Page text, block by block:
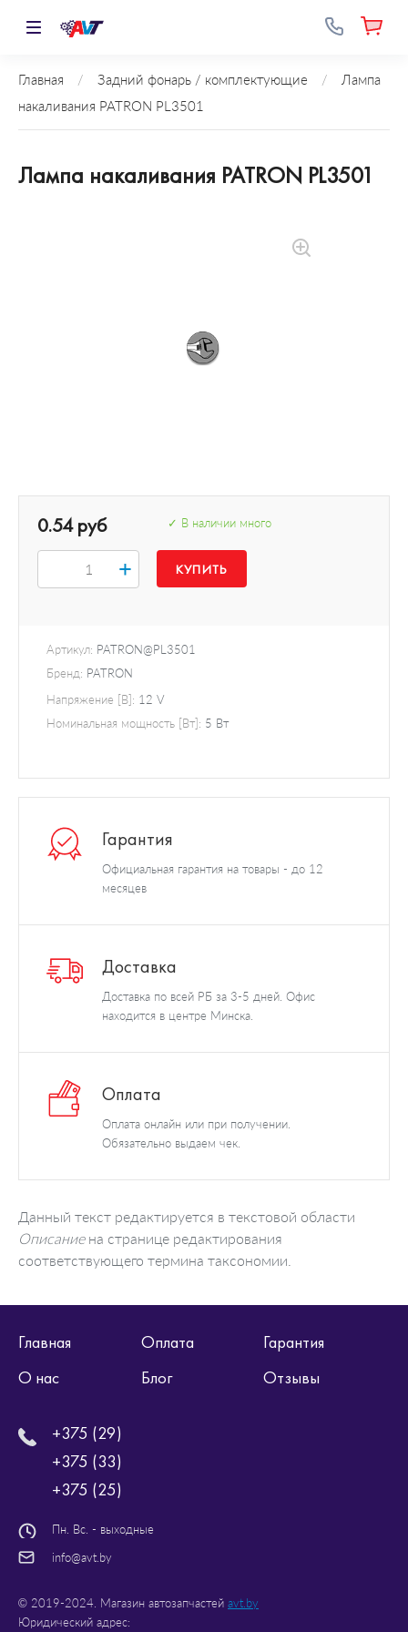
Главная / Задний фонарь / комплектующие /
Лампа
накаливания PATRON PL3501
Лампа накаливания PATRON PL3501
✓ В наличии много
Артикул: PATRON@PL3501
Бренд: PATRON
Напряжение [В]: 12 V
Номинальная мощность [Вт]: 5 Вт
0.54 руб
+
Гарантия
Официальная гарантия на товары - до 12
месяцев
Доставка
Доставка по всей РБ за 3-5 дней. Офис
находится в центре Минска.
Оплата
Оплата онлайн или при получении.
Обязательно выдаем чек.
Данный текст редактируется в текстовой области
Описаниена странице редактирования
соответствующего термина таксономии.
Главная Оплата
Гарантия
О нас
Блог Отзывы
+375 (29)
+375 (33)
+375 (25)
Пн. Вс. - выходные
info@avt.by
© 2019-2024. Магазин автозапчастей avt.by
Юридический адрес: